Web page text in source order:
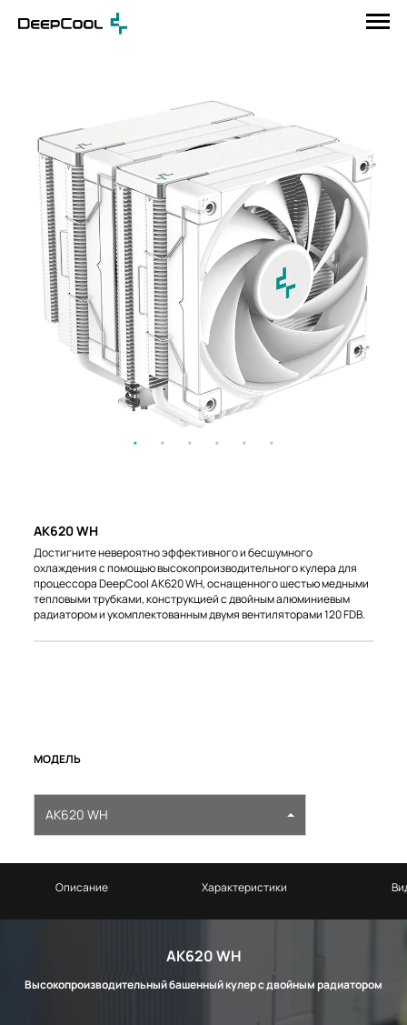
AK620 WH
Достигните невероятно эффективного и бесшумного
охлаждения с помощью высокопроизводительного кулера для
процессора DeepCool AK620 WH, оснащенного шестью медными
тепловыми трубками, конструкцией с двойным алюминиевым
радиатором и укомплектованным двумя вентиляторами 120 FDB.
МОДЕЛЬ
AK620 WH
Описание Характеристики
AK620 WH
Высокопроизводительный башенный кулер с двойным радиатором